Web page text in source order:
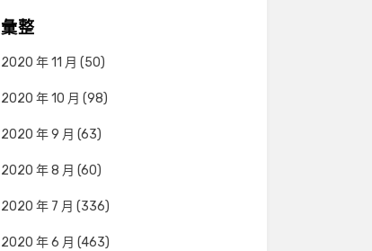
彙整
2020 年 11 月 (50)
2020 年 10 月 (98)
2020 年 9 月 (63)
2020 年 8 月 (60)
2020 年 7 月 (336)
2020 年 6 月 (463)